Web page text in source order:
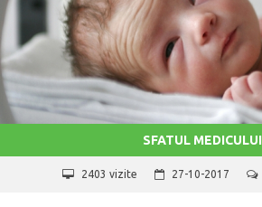
SFATUL MEDICULUI
2403 vizite 27-10-2017